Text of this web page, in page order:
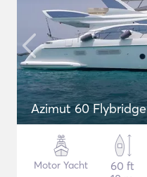
Azimut 60 Flybridge
Motor Yacht
60 ft